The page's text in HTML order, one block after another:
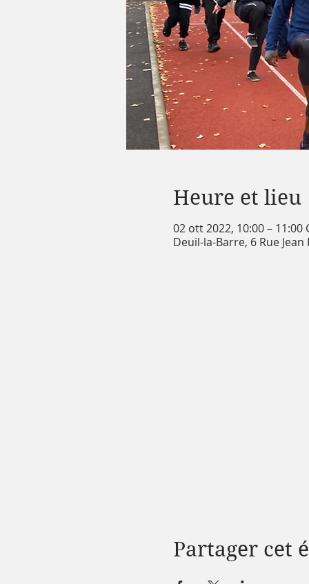
Heure et lieu
02 ott 2022, 10:00 – 11:00
Deuil-la-Barre, 6 Rue
Partager cet